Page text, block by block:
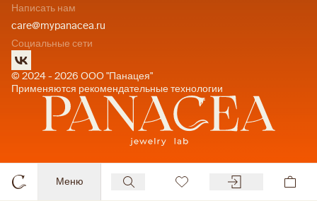
Меню
Написать нам
care@mypanacea.ru
Социальные сети
© 2024 - 2026 ООО "Панацея"
Применяются рекомендательные технологии